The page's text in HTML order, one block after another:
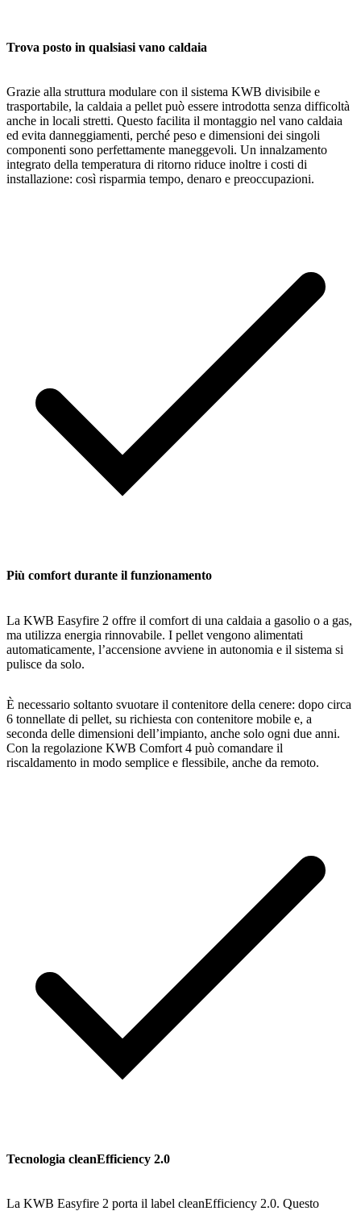
Trova posto in qualsiasi vano caldaia
Grazie alla struttura modulare con il sistema KWB divisibile e
trasportabile, la caldaia a pellet può essere introdotta senza difficoltà
anche in locali stretti. Questo facilita il montaggio nel vano caldaia
ed evita danneggiamenti, perché peso e dimensioni dei singoli
componenti sono perfettamente maneggevoli. Un innalzamento
integrato della temperatura di ritorno riduce inoltre i costi di
installazione: così risparmia tempo, denaro e preoccupazioni.
Più comfort durante il funzionamento
La KWB Easyfire 2 offre il comfort di una caldaia a gasolio o a gas,
ma utilizza energia rinnovabile. I pellet vengono alimentati
automaticamente, l’accensione avviene in autonomia e il sistema si
pulisce da solo.
È necessario soltanto svuotare il contenitore della cenere: dopo circa
6 tonnellate di pellet, su richiesta con contenitore mobile e, a
seconda delle dimensioni dell’impianto, anche solo ogni due anni.
Con la regolazione KWB Comfort 4 può comandare il
riscaldamento in modo semplice e flessibile, anche da remoto.
Tecnologia cleanEfficiency 2.0
La KWB Easyfire 2 porta il label cleanEfficiency 2.0. Questo